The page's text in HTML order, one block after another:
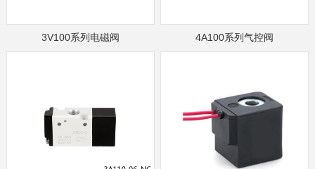
3V100系列电磁阀 4A100系列气控阀